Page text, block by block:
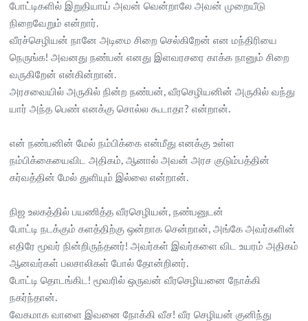
போட்டிகளில் இறுதியாய் அவன் வென்றாலே அவன் முறையீடு
நிறைவேறும் என்றார்.
வீரச்செழியன் நானே அடிமை சிறை செல்கிறேன் என மந்திரியை
நெருங்க! அவனது நண்பன் எனது இளவரசரை காக்க நானும் சிறை
வருகிறேன் என்கின்றான்.
அரசவையில் அருகில் நின்ற நண்பன், வீரசெழியனின் அருகில் வந்து
யார் அந்த பெண் எனக்கு சொல்ல கூடாதா? என்றான்.
என் நண்பனின் மேல் நம்பிக்கை என்மீது எனக்கு உள்ள
நம்பிக்கையைவிட அதிகம், ஆனால் அவன் அரச குடும்பத்தின்
கர்வத்தின் மேல் துளியும் இல்லை என்றான்.
நிஜ உலகத்தில் பயணித்த வீரசெழியன், நண்பனுடன்
போட்டி நடக்கும் களத்திற்கு ஒன்றாக சென்றான், அங்கே அவர்களின்
எதிரே மூவர் நின்றிருந்தனர்! அவர்கள் இவர்களை விட உயரம் அதிகம்
ஆனவர்கள் பலசாலிகள் போல் தோன்றினர்.
போட்டி தொடங்கிட! மூவரில் ஒருவன் வீரசெழியனை நோக்கி
நகர்ந்தான்.
வேகமாக வாளை இவனை நோக்கி வீச! வீர செழியன் குனிந்து